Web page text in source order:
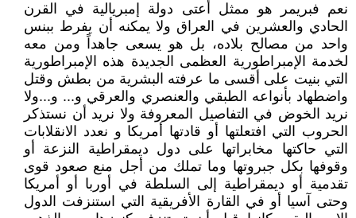
نعم فبريمر هو ممثل أعتى دولة إمبريالية في القرن
الحادي والعشرين في العراق ولا يمكنه أن يفرط ببنس
واحد من مصالح بلاده، بل هو يسعى جاهداً ومن معه
لخدمة الإمبراطورية العظمى الجديدة هذه الإمبراطورية
التي بنيت على أقسى ما عرفته البشرية من بطش وقتل
واضطهاد بأنواعه الطبقي والعنصري والعرقي و... و...ولا
نريد الخوض في التفاصيل المعروفة ولا نريد أن نستذكر
الحروب التي افتعلتها أو قادتها أمريكا و نعدد الانقلابات
التي حاكتها مخابراتها على دول ديمقراطية النزعة أو
وقوفها بكل جبروتها وما تملك من أجل منع صعود قوى
تقدمية أو ديمقراطية إلى السلطة في أوربا أو أمريكا
وحتى آسيا أو في القارة الأفريقية التي استنزفت الدول